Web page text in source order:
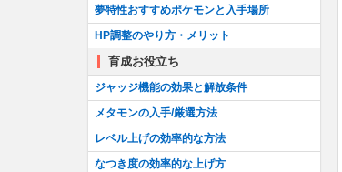
夢特性おすすめポケモンと入手場所
HP調整のやり方・メリット
育成お役立ち
ジャッジ機能の効果と解放条件
メタモンの入手/厳選方法
レベル上げの効率的な方法
なつき度の効率的な上げ方